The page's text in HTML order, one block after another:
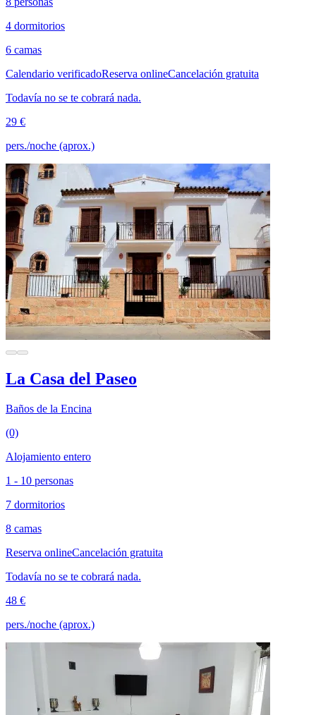
4 dormitorios
6 camas
Calendario verificadoReserva onlineCancelación gratuita
Todavía no se te cobrará nada.
29 €
pers./noche (aprox.)
La Casa del Paseo
Baños de la Encina
(0)
Alojamiento entero
1 - 10 personas
7 dormitorios
8 camas
Reserva onlineCancelación gratuita
Todavía no se te cobrará nada.
48 €
pers./noche (aprox.)